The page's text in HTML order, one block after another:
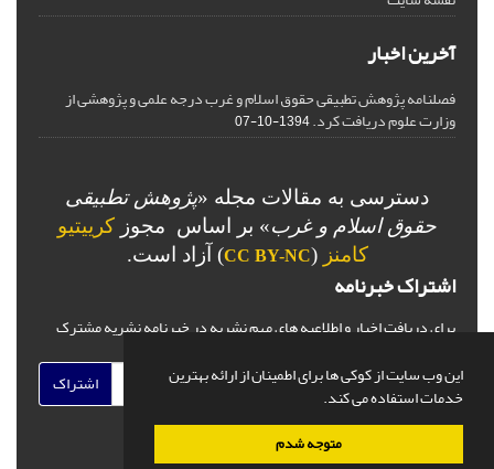
این وب سایت از کوکی ها برای اطمینان از ارائه بهترین
خدمات استفاده می کند.
متوجه شدم
آخرین اخبار
فصلنامه پژوهش تطبیقی حقوق اسلام و غرب درجه علمی و پژوهشی از
وزارت علوم دریافت کرد.1394-10-07
دسترسی به مقالات مجله «پژوهش تطبیقی
حقوق اسلام و غرب» بر اساس مجوز کرییتیو
کامنز (
CC BY-NC) آزاد است.
اشتراک خبرنامه
برای دریافت اخبار و اطلاعیه های مهم نشریه در خبرنامه نشریه مشترک
اشتراک